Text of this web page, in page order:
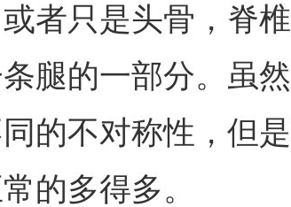
者只是头骨，脊
腿的一部分。虽
的不对称性，但
的多得多。